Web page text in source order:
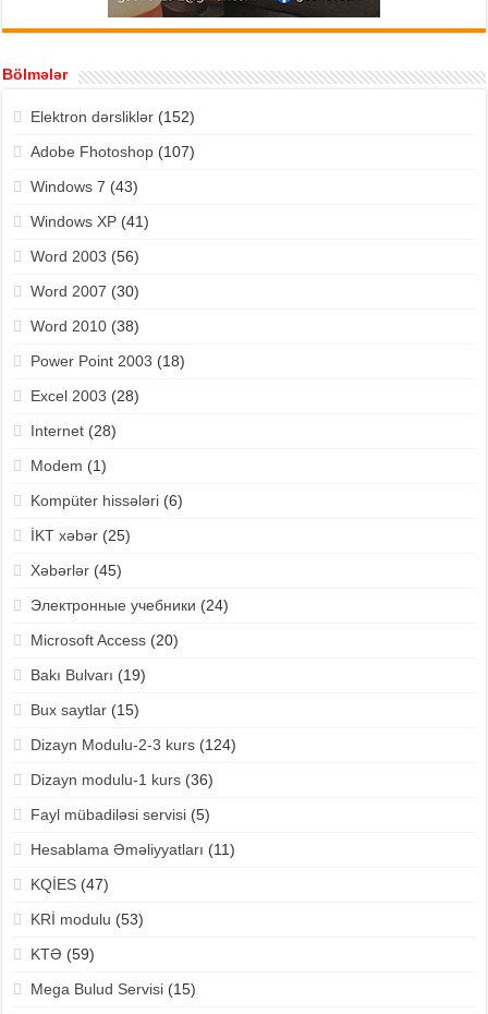
Bölmələr
Elektron dərsliklər(152)
Adobe Fhotoshop(107)
Windows 7 (43)
Windows XP(41)
Word 2003 (56)
Word 2007 (30)
Word 2010(38)
Power Point 2003 (18)
Excel 2003 (28)
Internet(28)
Modem (1)
Kompüter hissələri(6)
İKT xəbər(25)
Xəbərlər(45)
Электронные учебники (24)
Microsoft Access(20)
Bakı Bulvarı (19)
Bux saytlar(15)
Dizayn Modulu-2-3 kurs(124)
Dizayn modulu-1 kurs(36)
Fayl mübadiləsi servisi(5)
Hesablama Əməliyyatları (11)
KQİES(47)
KRİ modulu (53)
KTƏ (59)
Mega Bulud Servisi(15)